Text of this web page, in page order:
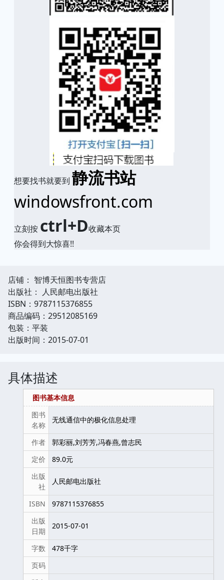
想要找书就要到 静流书站
windowsfront.com
立刻按 ctrl+D收藏本页
你会得到大惊喜!!
店铺： 智博天恒图书专营店
出版社： 人民邮电出版社
ISBN：9787115376855
商品编码：29512085169
包装：平装
出版时间：2015-07-01
具体描述
图书基本信息
图书
名称
无线通信中的极化信息处理
作者
郭彩丽,刘芳芳,冯春燕,曾志民
定价
89.0元
出版
社
人民邮电出版社
ISBN
9787115376855
出版
日期
2015-07-01
字数
478千字
页码